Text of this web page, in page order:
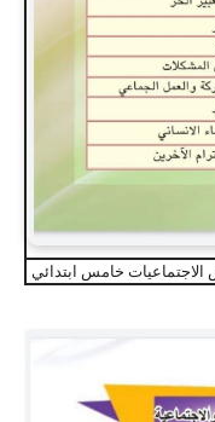
الاجتماعيات خامس ابتدائي